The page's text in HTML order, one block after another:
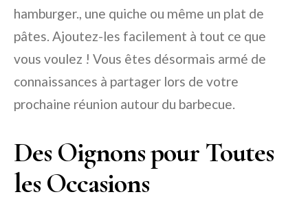
hamburger., une quiche ou même un plat de
pâtes. Ajoutez-les facilement à tout ce que
vous voulez ! Vous êtes désormais armé de
connaissances à partager lors de votre
prochaine réunion autour du barbecue.
Des Oignons pour Toutes
les Occasions